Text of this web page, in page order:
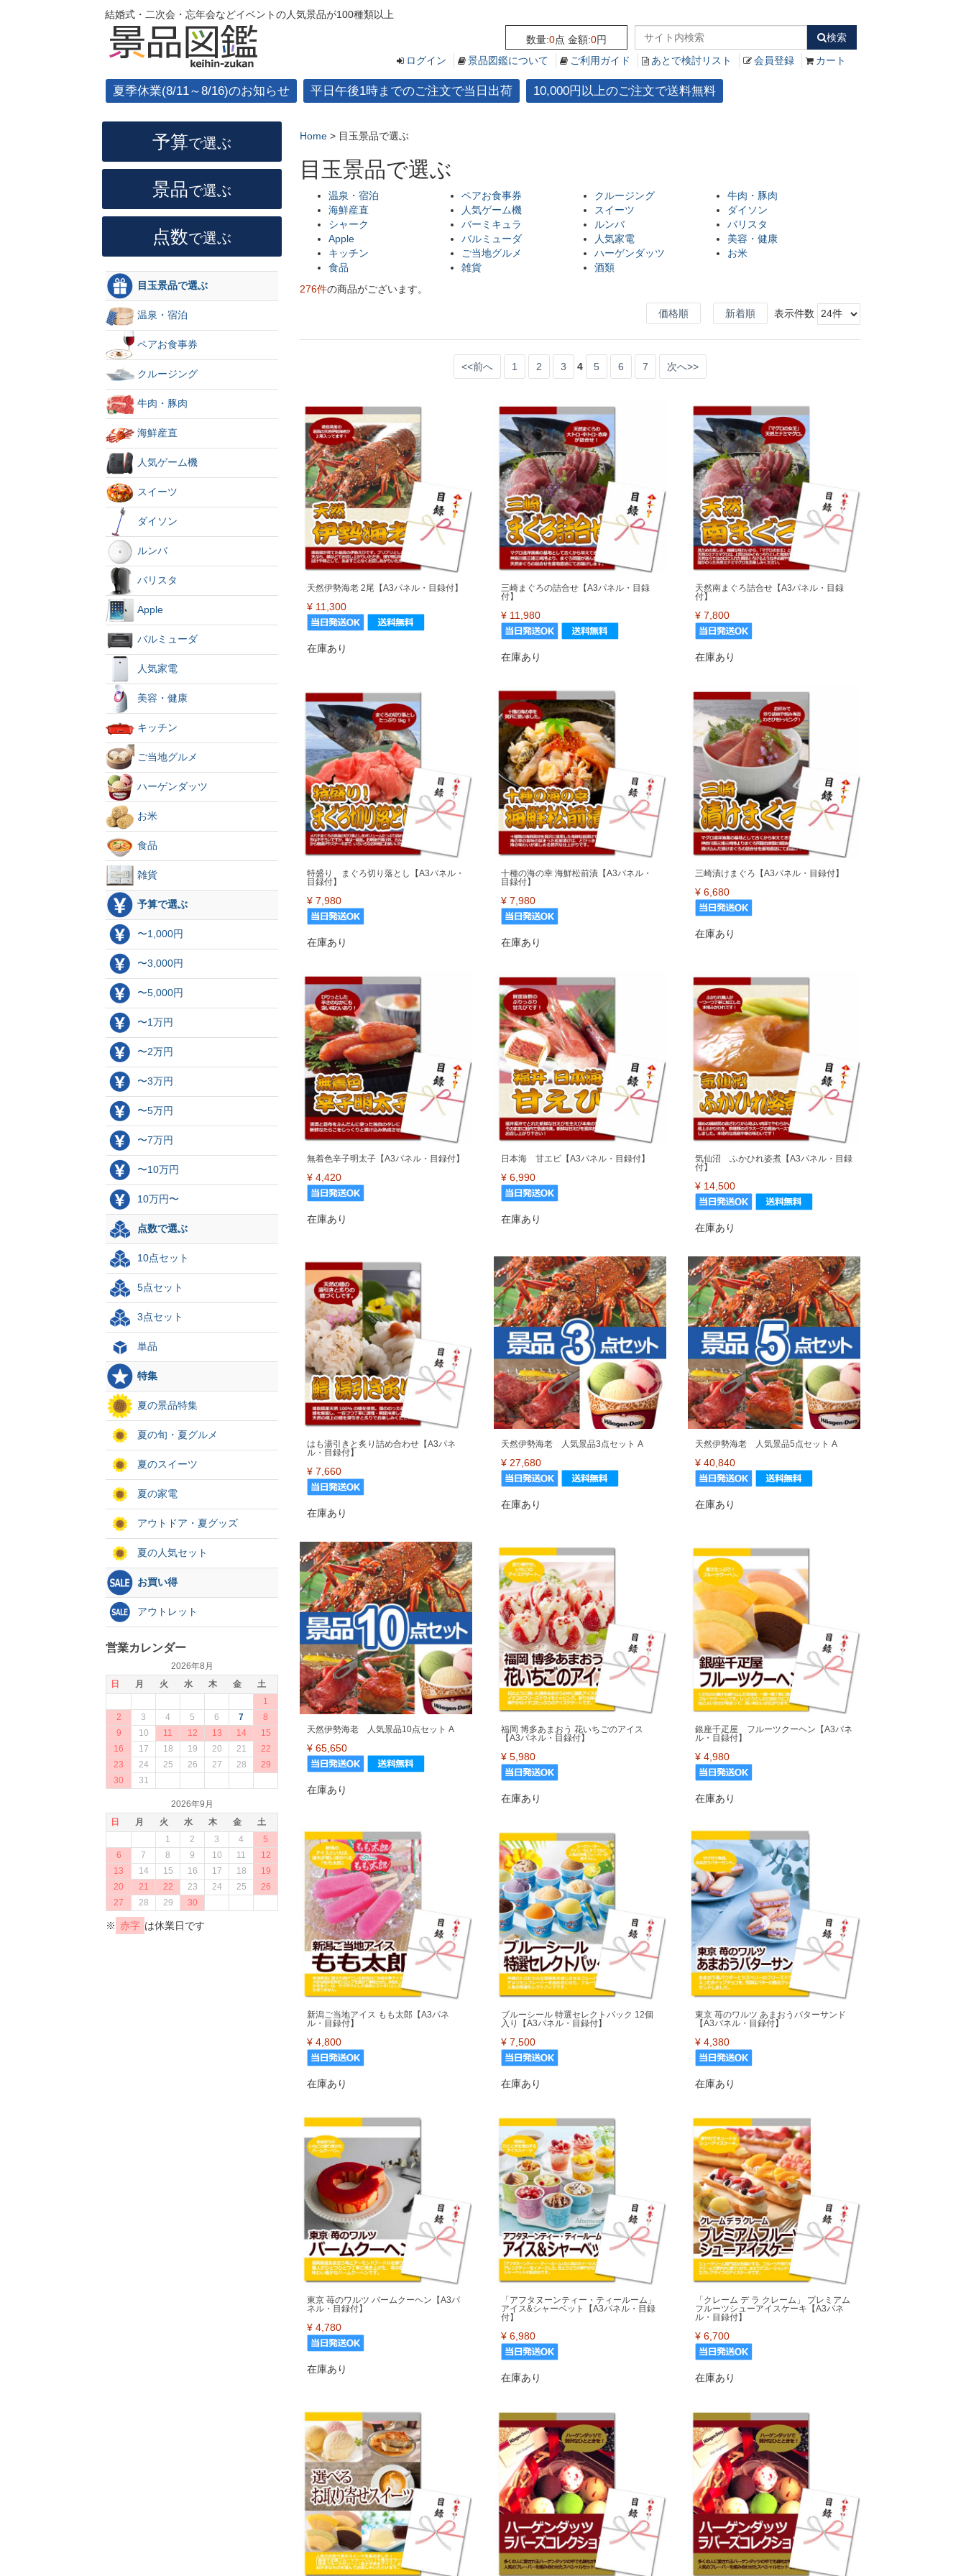
結婚式・二次会・忘年会などイベントの人気景品が100種類以上
数量:0点 金額:0円
検索
ログイン
景品図鑑について ご利用ガイド あとで検討リスト 会員登録 カート
夏季休業(8/11～8/16)のお知らせ 平日午後1時までのご注文で当日出荷 10,000円以上のご注文で送料無料
Home > 目玉景品で選ぶ
目玉景品で選ぶ
温泉・宿泊 ペアお食事券 クルージング
牛肉・豚肉
海鮮産直
人気ゲーム機 スイーツ
ダイソン
シャーク
バーミキュラ ルンバ
バリスタ
Apple
バルミューダ 人気家電
美容・健康
キッチン
ご当地グルメ ハーゲンダッツ
お米
食品
雑貨
酒類
276件の商品がございます。
価格順 新着順 表示件数
<<前へ 1 2 3 4 5 6 7 次へ>>
天然伊勢海老 2尾【A3パネル・目録付】
¥ 11,300
在庫あり
三崎まぐろの詰合せ【A3パネル・目録
付】
¥ 11,980
在庫あり
天然南まぐろ詰合せ【A3パネル・目録
付】
¥ 7,800
在庫あり
特盛り まぐろ切り落とし【A3パネル・
目録付】
¥ 7,980
在庫あり
十種の海の幸 海鮮松前漬【A3パネル・
目録付】
¥ 7,980
在庫あり
三崎漬けまぐろ【A3パネル・目録付】
¥ 6,680
在庫あり
無着色辛子明太子【A3パネル・目録付】
¥ 4,420
在庫あり
日本海 甘エビ【A3パネル・目録付】
¥ 6,990
在庫あり
気仙沼 ふかひれ姿煮【A3パネル・目録
付】
¥ 14,500
在庫あり
はも湯引きと炙り詰め合わせ【A3パネ
ル・目録付】
¥ 7,660
在庫あり
天然伊勢海老 人気景品3点セット A
¥ 27,680
在庫あり
天然伊勢海老 人気景品5点セット A
¥ 40,840
在庫あり
天然伊勢海老 人気景品10点セット A
¥ 65,650
在庫あり
福岡 博多あまおう 花いちごのアイス
【A3パネル・目録付】
¥ 5,980
在庫あり
銀座千疋屋 フルーツクーヘン【A3パネ
ル・目録付】
¥ 4,980
在庫あり
新潟ご当地アイス もも太郎【A3パネ
ル・目録付】
¥ 4,800
在庫あり
ブルーシール 特選セレクトパック 12個
入り【A3パネル・目録付】
¥ 7,500
在庫あり
東京 苺のワルツ あまおうバターサンド
【A3パネル・目録付】
¥ 4,380
在庫あり
東京 苺のワルツ バームクーヘン【A3パ
ネル・目録付】
¥ 4,780
在庫あり
「アフタヌーンティー・ティールーム」
アイス&シャーベット【A3パネル・目録
付】
¥ 6,980
在庫あり
「クレーム デ ラ クレーム」 プレミアム
フルーツシューアイスケーキ【A3パネ
ル・目録付】
¥ 6,700
在庫あり
予算で選ぶ
景品で選ぶ
点数で選ぶ
目玉景品で選ぶ
温泉・宿泊
ペアお食事券
クルージング
牛肉・豚肉
海鮮産直
人気ゲーム機
スイーツ
ダイソン
ルンバ
バリスタ
Apple
バルミューダ
人気家電
美容・健康
キッチン
ご当地グルメ
ハーゲンダッツ
お米
食品
雑貨
予算で選ぶ
〜1,000円
〜3,000円
〜5,000円
〜1万円
〜2万円
〜3万円
〜5万円
〜7万円
〜10万円
10万円〜
点数で選ぶ
10点セット
5点セット
3点セット
単品
特集
夏の景品特集
夏の旬・夏グルメ
夏のスイーツ
夏の家電
アウトドア・夏グッズ
夏の人気セット
お買い得
アウトレット
営業カレンダー
2026年8月
日
月 火 水 木 金
土
1
2
3 4 5 6 7
8
9
10 11 12 13 14
15
16
17 18 19 20 21
22
23
24 25 26 27 28
29
30
31
2026年9月
日
月 火 水 木 金
土
1
2 3 4
5
6
7 8 9 10 11
12
13
14 15 16 17 18
19
20
21 22 23 24 25
26
27
28 29 30
※ 赤字 は休業日です